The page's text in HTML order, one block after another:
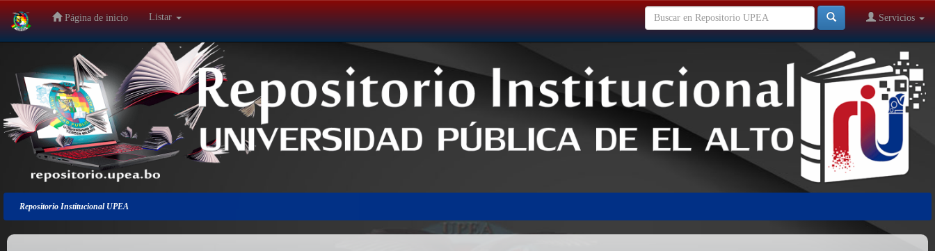
Salir
navegación
Página de inicio Listar Servicios
Repositorio Institucional UPEA